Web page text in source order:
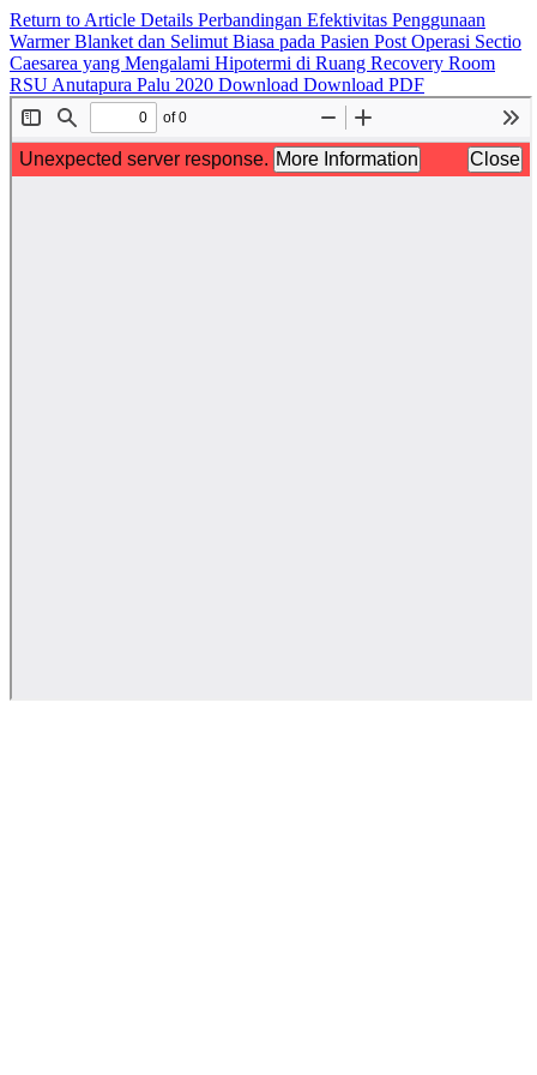
Return to Article Details Perbandingan Efektivitas Penggunaan
Warmer Blanket dan Selimut Biasa pada Pasien Post Operasi Sectio
Caesarea yang Mengalami Hipotermi di Ruang Recovery Room
RSU Anutapura Palu 2020 Download Download PDF